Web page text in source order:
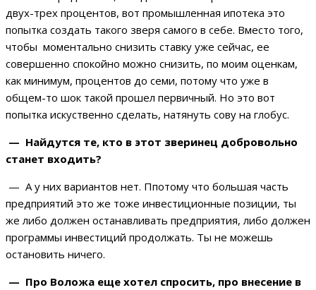
двух-трех процентов, вот промышленная ипотека это
попытка создать такого зверя самого в себе. Вместо того,
чтобы моментально снизить ставку уже сейчас, ее
совершенно спокойно можно снизить, по моим оценкам,
как минимум, процентов до семи, потому что уже в
общем-то шок такой прошел первичный. Но это вот
попытка искуственно сделать, натянуть сову на глобус.
— Найдутся те, кто в этот зверинец добровольно
станет входить?
— А у них вариантов нет. Ппотому что большая часть
предприятий это же тоже инвестиционные позиции, ты
же либо должен останавливать предприятия, либо должен
программы инвестиций продолжать. Ты не можешь
остановить ничего.
— Про Воложа еще хотел спросить, про внесение в